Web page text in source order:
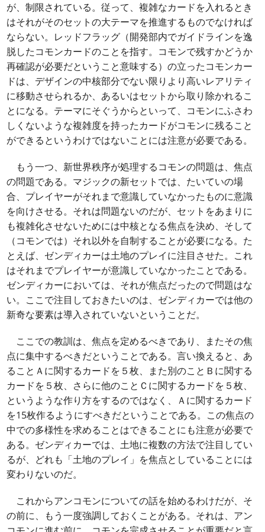
が、制限されている。従って、複雑なカードを入れるとき
はそれがそのセットの大テーマを推進するものでなければ
ならない。レッドフラッグ（開発部内でガイドラインを逸
脱したコモンカードのことを指す。コモンで残すかどうか
再確認が必要だということ意味する）の立ったコモンカー
ドは、デザインの中核部分でない限りより高いレアリティ
に移動させられるか、あるいはセットから取り除かれるこ
とになる。テーマにそぐうからといって、コモンにふさわ
しくないような複雑度を持ったカードがコモンに残ること
ができるというわけではないことには注意が必要である。
もう一つ、新世界秩序が処理するコモンの問題は、焦点
の問題である。マジックの新セットでは、たいていの場
合、プレイヤーがそれまで意識していなかったものに意識
を向けさせる。それは問題ないのだが、セットをあまりに
も複雑化させないためには中核となる焦点を決め、そして
（コモンでは）それ以外を自制することが必要になる。た
とえば、ゼンディカーは土地のプレイに注目させた。これ
はそれまでプレイヤーが意識していなかったことである。
ゼンディカーにおいては、それが焦点だったので問題はな
い。ここで注目しておきたいのは、ゼンディカーでは他の
新奇な要素は導入されていないということだ。
ここでの教訓は、焦点を定めるべきであり、またその焦
点に集中するべきだということである。言い換えると、あ
ることＡに関するカードを５枚、また別のことＢに関する
カードを５枚、さらに他のことＣに関するカードを５枚、
というような作り方をするのではなく、Ａに関するカード
を15枚作るようにすべきだということである。この焦点の
中での多様性を求めることはできることにも注意が必要で
ある。ゼンディカーでは、土地に複数の方法で注目してい
るが、どれも「土地のプレイ」を焦点としていることには
変わりないのだ。
これからアンコモンについての話を始めるわけだが、そ
の前に、もう一度強調しておくことがある。それは、アン